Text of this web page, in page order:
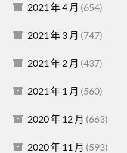
2021 年 4 月 (654)
2021 年 3 月 (747)
2021 年 2 月 (437)
2021 年 1 月 (560)
2020 年 12 月 (663)
2020 年 11 月 (593)